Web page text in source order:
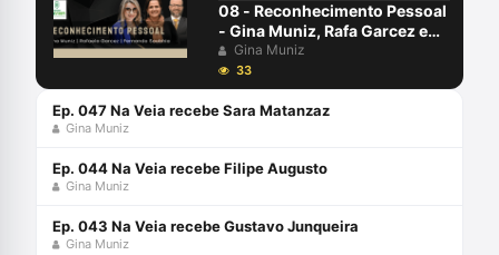
08 - Reconhecimento Pessoal
- Gina Muniz, Rafa Garcez e
Fernando Soubhia - Defesa
Solidária
Gina Muniz
33
Ep. 047 Na Veia recebe Sara Matanzaz
Gina Muniz
Ep. 044 Na Veia recebe Filipe Augusto
Gina Muniz
Ep. 043 Na Veia recebe Gustavo Junqueira
Gina Muniz